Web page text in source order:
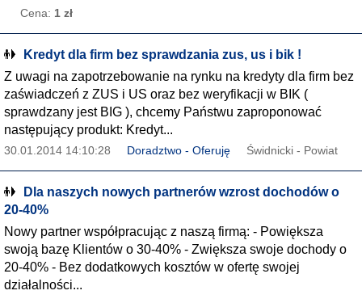
Cena: 1 zł
Kredyt dla firm bez sprawdzania zus, us i bik !
Z uwagi na zapotrzebowanie na rynku na kredyty dla firm bez
zaświadczeń z ZUS i US oraz bez weryfikacji w BIK (
sprawdzany jest BIG ), chcemy Państwu zaproponować
następujący produkt: Kredyt...
30.01.2014 14:10:28 Doradztwo - Oferuję Świdnicki - Powiat
Dla naszych nowych partnerów wzrost dochodów o
20-40%
Nowy partner współpracując z naszą firmą: - Powiększa
swoją bazę Klientów o 30-40% - Zwiększa swoje dochody o
20-40% - Bez dodatkowych kosztów w ofertę swojej
działalności...